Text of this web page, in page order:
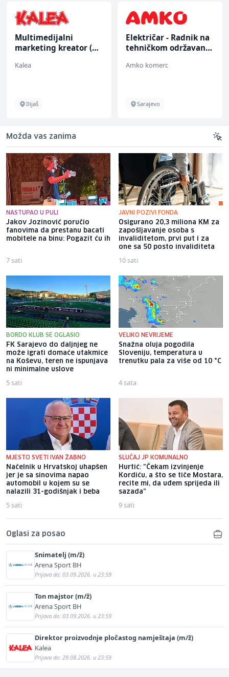
Električar - Radnik na
tehničkom održavanju
Amko komerc
Sarajevo
Konobar (m/ž)
Borbono
Sarajevo
Možda vas zanima
NASTUPAO U PULI
Jakov Jozinović poručio
fanovima da prestanu bacati
mobitele na binu: Pogazit ću ih
7 sati
JAVNI POZIVI FONDA
Osigurano 20,3 miliona KM za
zapošljavanje osoba s
invaliditetom, prvi put i za
one sa 50 posto invaliditeta
10 sati
BORDO KLUB SE OGLASIO
FK Sarajevo do daljnjeg ne
može igrati domaće utakmice
na Koševu, teren ne ispunjava
ni minimalne uslove
5 sati
VELIKO NEVRIJEME
Snažna oluja pogodila
Sloveniju, temperatura u
trenutku pala za više od 10 °C
4 sata
MJESTO SVETI IVAN ŽABNO
Načelnik u Hrvatskoj uhapšen
jer je sa sinovima napao
automobil u kojem su se
nalazili 31-godišnjak i beba
5 sati
SLUČAJ JP KOMUNALNO
Hurtić: "Čekam izvinjenje
Kordiću, a što se tiče Mostara,
recite mi, da uđem sprijeda ili
sazada"
9 sati
Oglasi za posao
Snimatelj (m/ž)
Arena Sport BH
Prijava do: 03.09.2026. u 23:59
Ton majstor (m/ž)
Arena Sport BH
Prijava do: 03.09.2026. u 23:59
Direktor proizvodnje pločastog namještaja (m/ž)
Kalea
Prijava do: 29.08.2026. u 23:59